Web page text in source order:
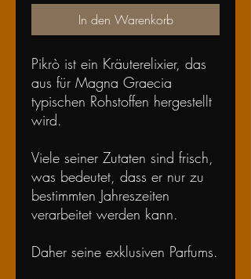
In den Warenkorb
Pikrò ist ein Kräuterelixier, das
aus für Magna Graecia
typischen Rohstoffen hergestellt
wird.
Viele seiner Zutaten sind frisch,
was bedeutet, dass er nur zu
bestimmten Jahreszeiten
verarbeitet werden kann.
Daher seine exklusiven Parfums.